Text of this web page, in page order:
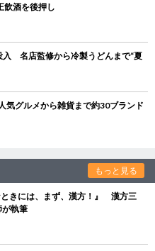
飲酒を後押し
入 名店監修から冷製うどんまで“夏
グルメから雑貨まで約30ブランド
もっと見る
きには、まず、漢方！』 漢方三
執筆